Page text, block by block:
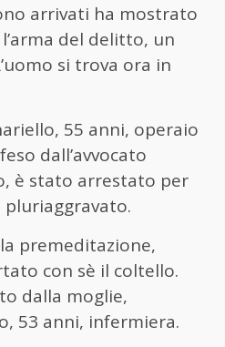
arrivati ha mostrato
del delitto, un
si trova ora in
55 anni, operaio
dall’avvocato
è stato arrestato per
premeditazione,
con sè il coltello.
dalla moglie,
53 anni, infermiera.